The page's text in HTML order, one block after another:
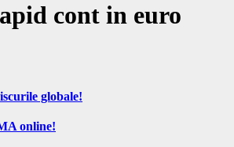
cont in euro
globale!
online!